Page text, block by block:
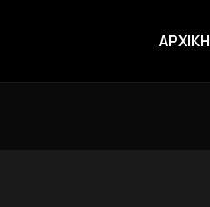
ΑΡΧΙΚΗ